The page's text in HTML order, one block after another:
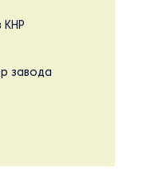
КНР
завода